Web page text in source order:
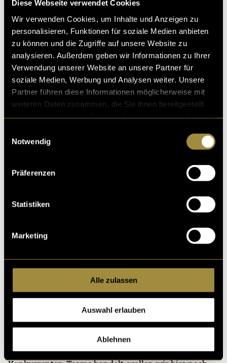
Diese Webseite verwendet Cookies
Wir verwenden Cookies, um Inhalte und Anzeigen zu
personalisieren, Funktionen für soziale Medien anbieten
zu können und die Zugriffe auf unsere Website zu
analysieren. Außerdem geben wir Informationen zu Ihrer
Verwendung unserer Website an unsere Partner für
soziale Medien, Werbung und Analysen weiter. Unsere
Partner führen diese Informationen möglicherweise mit
weiteren Daten zusammen, die Sie ihnen bereitgestellt
Notwendig
Präferenzen
Statistiken
Marketing
Alle zulassen
Auswahl erlauben
Ablehnen
Sprachregion gerecht darstellt. Der Text und die
Szenendarstellung lag in der Eigenverantwortung.
Zusätzlich teilten wir die Kurzerklärung der Route,
unseres Studiums und die Vorstellung unserer
Eigenschaften auf. Bevor wir die Szenen individuell
aufgenommen haben, schickten wir un unsere
persönlichen Texte zu. Daraufhin erstellen wir ein
Kurzdrehbuch. Und so sah das Ganze am Ende aus:
Bitte akzeptiere die
Cookies um
Unser Bewerbungsvideo
konnten bereits einige Ideen für möglichen Social
Media Content zusammentragen. Als nächstes geht es
an die konkreten Umsetzungsansätze der Post’s. Da es
sich jedoch um eine Challenge mit noch drei